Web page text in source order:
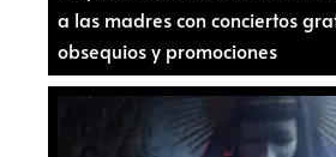
a las madres con conciertos
obsequios y promociones